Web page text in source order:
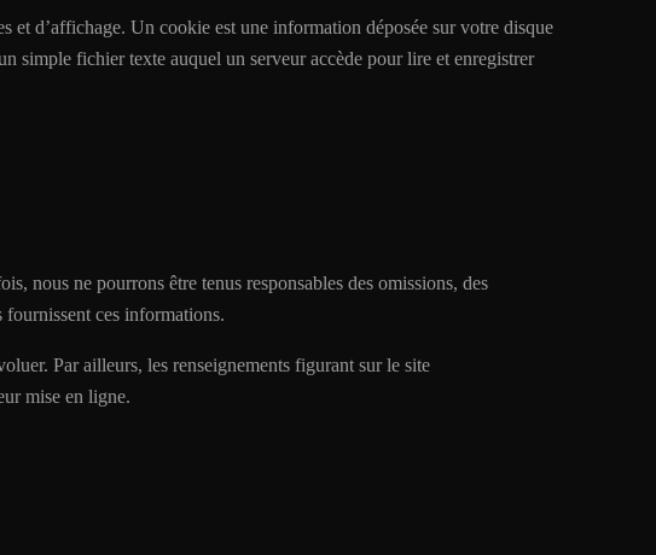
et d’affichage. Un cookie est une information déposée sur votre disque
simple fichier texte auquel un serveur accède pour lire et enregistrer
nous ne pourrons être tenus responsables des omissions, des
fournissent ces informations.
Par ailleurs, les renseignements figurant sur le site
mise en ligne.